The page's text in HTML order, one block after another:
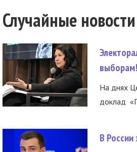
Случайные новости
выборам!
На днях
доклад
В